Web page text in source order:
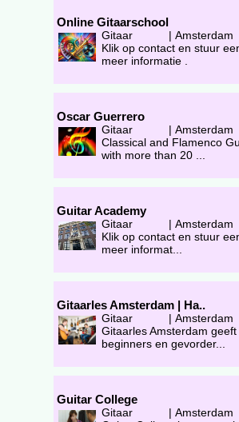
Online Gitaarschool
Gitaar | Amsterdam
Klik op contact en stuur
meer informatie .
Oscar Guerrero
Gitaar | Amsterdam
Classical and Flamenco
with more than 20 ...
Guitar Academy
Gitaar | Amsterdam
Klik op contact en stuur
meer informat...
Gitaarles Amsterdam | Ha..
Gitaar | Amsterdam
Gitaarles Amsterdam geeft
beginners en gevorder...
Guitar College
Gitaar | Amsterdam